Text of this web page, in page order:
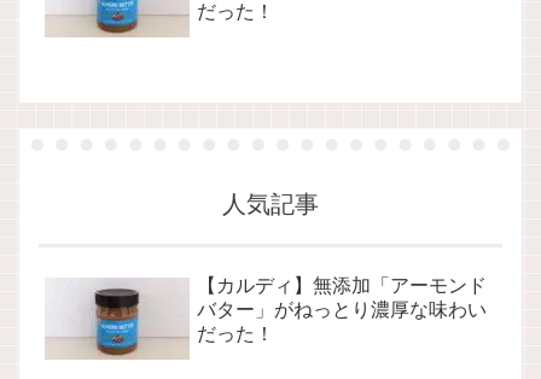
だった！
人気記事
【カルディ】無添加「アーモンド
バター」がねっとり濃厚な味わい
だった！